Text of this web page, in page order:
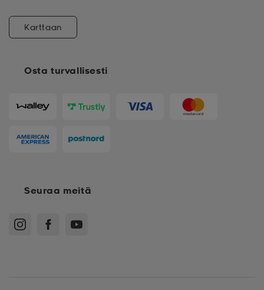
Osta turvallisesti
Karttaan
Seuraa meitä